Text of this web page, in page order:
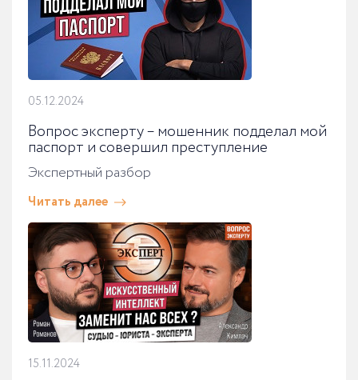
05.12.2024
Вопрос эксперту – мошенник подделал мой
паспорт и совершил преступление
Экспертный разбор
Читать далее
15.11.2024